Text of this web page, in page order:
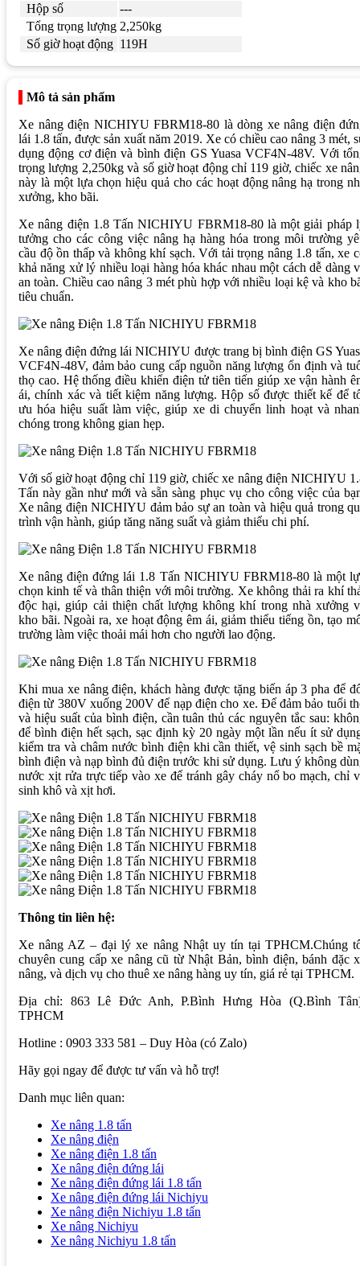
Hộp số
---
Tổng trọng lượng 2,250kg
Số giờ hoạt động 119H
Mô tả sản phẩm
Xe nâng điện NICHIYU FBRM18-80 là dòng xe nâng điện
lái 1.8 tấn, được sản xuất năm 2019. Xe có chiều cao nâng 3 mét,
dụng động cơ điện và bình điện GS Yuasa VCF4N-48V. Với
trọng lượng 2,250kg và số giờ hoạt động chỉ 119 giờ, chiếc xe
này là một lựa chọn hiệu quả cho các hoạt động nâng hạ trong
xưởng, kho bãi.
Xe nâng điện 1.8 Tấn NICHIYU FBRM18-80 là một giải pháp
tưởng cho các công việc nâng hạ hàng hóa trong môi trường
cầu độ ồn thấp và không khí sạch. Với tải trọng nâng 1.8 tấn, xe
khả năng xử lý nhiều loại hàng hóa khác nhau một cách dễ dàng
an toàn. Chiều cao nâng 3 mét phù hợp với nhiều loại kệ và kho
tiêu chuẩn.
Xe nâng điện đứng lái NICHIYU được trang bị bình điện GS
VCF4N-48V, đảm bảo cung cấp nguồn năng lượng ổn định và
thọ cao. Hệ thống điều khiển điện tử tiên tiến giúp xe vận hành
ái, chính xác và tiết kiệm năng lượng. Hộp số được thiết kế để
ưu hóa hiệu suất làm việc, giúp xe di chuyển linh hoạt và
chóng trong không gian hẹp.
Với số giờ hoạt động chỉ 119 giờ, chiếc xe nâng điện NICHIYU
Tấn này gần như mới và sẵn sàng phục vụ cho công việc của
Xe nâng điện NICHIYU đảm bảo sự an toàn và hiệu quả trong
trình vận hành, giúp tăng năng suất và giảm thiểu chi phí.
Xe nâng điện đứng lái 1.8 Tấn NICHIYU FBRM18-80 là một
chọn kinh tế và thân thiện với môi trường. Xe không thải ra khí
độc hại, giúp cải thiện chất lượng không khí trong nhà xưởng
kho bãi. Ngoài ra, xe hoạt động êm ái, giảm thiểu tiếng ồn, tạo
trường làm việc thoải mái hơn cho người lao động.
Khi mua xe nâng điện, khách hàng được tặng biến áp 3 pha để
điện từ 380V xuống 200V để nạp điện cho xe. Để đảm bảo tuổi
và hiệu suất của bình điện, cần tuân thủ các nguyên tắc sau:
để bình điện hết sạch, sạc định kỳ 20 ngày một lần nếu ít sử
kiểm tra và châm nước bình điện khi cần thiết, vệ sinh sạch bề
bình điện và nạp bình đủ điện trước khi sử dụng. Lưu ý không
nước xịt rửa trực tiếp vào xe để tránh gây cháy nổ bo mạch, chỉ
sinh khô và xịt hơi.
Thông tin liên hệ:
Xe nâng AZ – đại lý xe nâng Nhật uy tín tại TPHCM.Chúng
chuyên cung cấp xe nâng cũ từ Nhật Bản, bình điện, bánh đặc
nâng, và dịch vụ cho thuê xe nâng hàng uy tín, giá rẻ tại TPHCM.
Địa chỉ: 863 Lê Đức Anh, P.Bình Hưng Hòa (Q.Bình
TPHCM
Hotline : 0903 333 581 – Duy Hòa (có Zalo)
Hãy gọi ngay để được tư vấn và hỗ trợ!
Danh mục liên quan:
Xe nâng 1.8 tấn
Xe nâng điện
Xe nâng điện 1.8 tấn
Xe nâng điện đứng lái
Xe nâng điện đứng lái 1.8 tấn
Xe nâng điện đứng lái Nichiyu
Xe nâng điện Nichiyu 1.8 tấn
Xe nâng Nichiyu
Xe nâng Nichiyu 1.8 tấn